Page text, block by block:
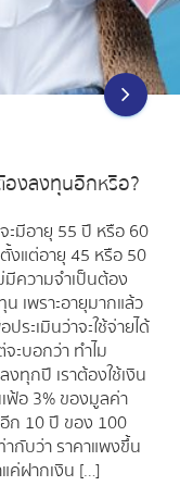
องลงทุนอีกหรือ?
มีอายุ 55 ปี หรือ 60
งแต่อายุ 45 หรือ 50
ความจำเป็นต้อง
เพราะอายุมากแล้ว
ะเมินว่าจะใช้จ่ายได้
ะบอกว่า ทำไม
ทุกปี เราต้องใช้เงิน
ฟ้อ 3% ของมูลค่า
ก 10 ปี ของ 100
ากับว่า ราคาแพงขึ้น
ค่ฝากเงิน […]